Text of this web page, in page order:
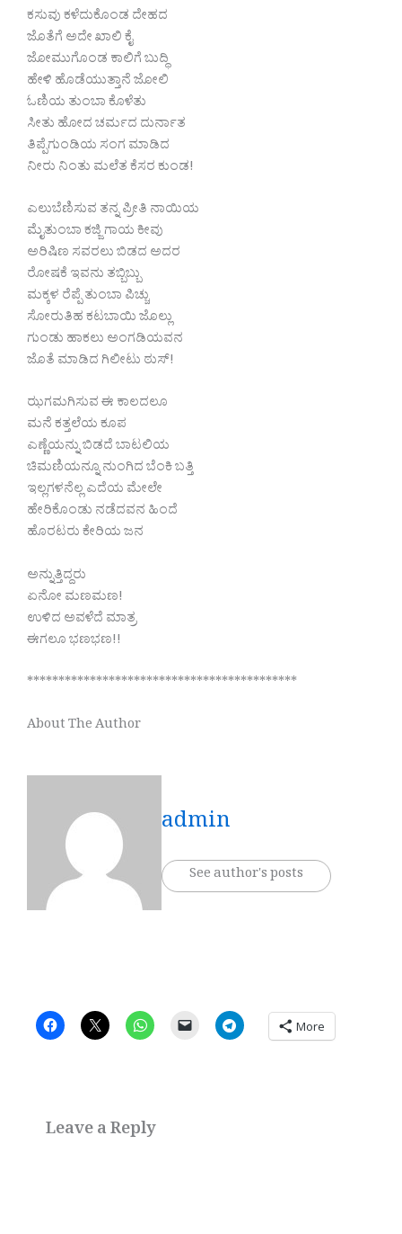
ಕಸುವು ಕಳೆದುಕೊಂಡ ದೇಹದ
ಜೊತೆಗೆ ಅದೇ ಖಾಲಿ ಕೈ
ಜೋಮುಗೊಂಡ ಕಾಲಿಗೆ ಬುದ್ಧಿ
ಹೇಳಿ ಹೊಡೆಯುತ್ತಾನೆ ಜೋಲಿ
ಓಣಿಯ ತುಂಬಾ ಕೊಳೆತು
ಸೀತು ಹೋದ ಚರ್ಮದ ದುರ್ನಾತ
ತಿಪ್ಪೆಗುಂಡಿಯ ಸಂಗ ಮಾಡಿದ
ನೀರು ನಿಂತು ಮಲೆತ ಕೆಸರ ಕುಂಡ!
ಎಲುಬೆಣಿಸುವ ತನ್ನ ಪ್ರೀತಿ ನಾಯಿಯ
ಮೈತುಂಬಾ ಕಜ್ಜಿ ಗಾಯ ಕೀವು
ಅರಿಷಿಣ ಸವರಲು ಬಿಡದ ಅದರ
ರೋಷಕೆ ಇವನು ತಬ್ಬಿಬ್ಬು
ಮಕ್ಕಳ ರೆಪ್ಪೆ ತುಂಬಾ ಪಿಚ್ಚು
ಸೋರುತಿಹ ಕಟಬಾಯಿ ಜೊಲ್ಲು
ಗುಂಡು ಹಾಕಲು ಅಂಗಡಿಯವನ
ಜೊತೆ ಮಾಡಿದ ಗಿಲೀಟು ಠುಸ್!
ಝಗಮಗಿಸುವ ಈ ಕಾಲದಲೂ
ಮನೆ ಕತ್ತಲೆಯ ಕೂಪ
ಎಣ್ಣೆಯನ್ನು ಬಿಡದೆ ಬಾಟಲಿಯ
ಚಿಮಣಿಯನ್ನೂ ನುಂಗಿದ ಬೆಂಕಿ ಬತ್ತಿ
ಇಲ್ಲಗಳನೆಲ್ಲ ಎದೆಯ ಮೇಲೇ
ಹೇರಿಕೊಂಡು ನಡೆದವನ ಹಿಂದೆ
ಹೊರಟರು ಕೇರಿಯ ಜನ
ಅನ್ನುತ್ತಿದ್ದರು
ಏನೋ ಮಣಮಣ!
ಉಳಿದ ಅವಳೆದೆ ಮಾತ್ರ
ಈಗಲೂ ಭಣಭಣ!!
*******************************************
About The Author
admin
See author's posts
More
Leave a Reply